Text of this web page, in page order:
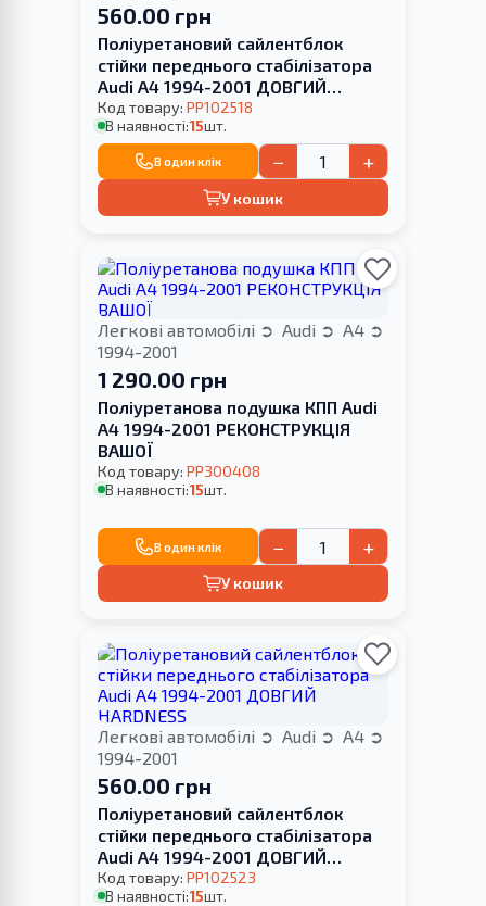
560.00 грн
Поліуретановий сайлентблок
стійки переднього стабілізатора
Audi A4 1994-2001 ДОВГИЙ
HARDNESS
Код товару: PP102518
В наявності:15шт.
В один клік − +
У кошик
Легкові автомобілі Audi
A4
1994-2001
1 290.00 грн
Поліуретанова подушка КПП Audi
A4 1994-2001 РЕКОНСТРУКЦІЯ
ВАШОЇ
Код товару: PP300408
В наявності:15шт.
В один клік − +
У кошик
Легкові автомобілі Audi
A4
1994-2001
560.00 грн
Поліуретановий сайлентблок
стійки переднього стабілізатора
Audi A4 1994-2001 ДОВГИЙ
HARDNESS
Код товару: PP102523
В наявності:15шт.